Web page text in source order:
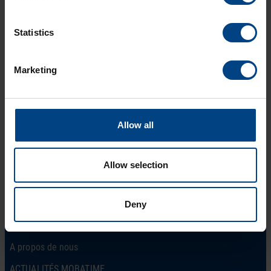
Statistics
Marketing
Allow all
Allow selection
Deny
page d’accueil
Solutions
Téléchargements
A propos de nous
Facebook
YouTube